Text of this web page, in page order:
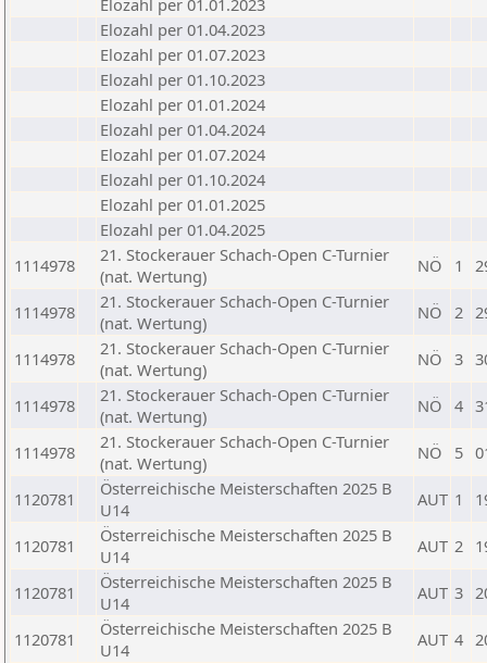
Elozahl per 01.01.2023
Elozahl per 01.04.2023
Elozahl per 01.07.2023
Elozahl per 01.10.2023
Elozahl per 01.01.2024
Elozahl per 01.04.2024
Elozahl per 01.07.2024
Elozahl per 01.10.2024
Elozahl per 01.01.2025
Elozahl per 01.04.2025
1114978
21. Stockerauer Schach-Open C-Turnier
(nat. Wertung)
NÖ 1
1114978
21. Stockerauer Schach-Open C-Turnier
(nat. Wertung)
NÖ 2
1114978
21. Stockerauer Schach-Open C-Turnier
(nat. Wertung)
NÖ 3
1114978
21. Stockerauer Schach-Open C-Turnier
(nat. Wertung)
NÖ 4
1114978
21. Stockerauer Schach-Open C-Turnier
(nat. Wertung)
NÖ 5
1120781
Österreichische Meisterschaften 2025 B
U14
AUT 1
1120781
Österreichische Meisterschaften 2025 B
U14
AUT 2
1120781
Österreichische Meisterschaften 2025 B
U14
AUT 3
1120781
Österreichische Meisterschaften 2025 B
U14
AUT 4